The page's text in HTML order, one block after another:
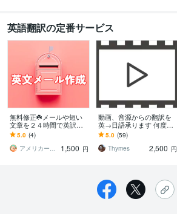
英語翻訳の定番サービス
無料修正☘️メールや短い
文章を２４時間で英訳し
ます アメリカ在住歴15年
●英語ナレーションも承っ
ております♪
5.0 (4)
アメリカーナ｜英語通訳
1,500 円
動画、音源からの翻訳を
英→日語承ります 何度も
聞いて細いところまで丁
寧に拾います
5.0 (59)
Thymes
2,500 円